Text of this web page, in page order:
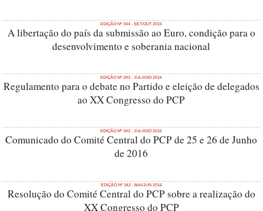
EDIÇÃO Nº 344 - SET/OUT 2016
A libertação do país da submissão ao Euro, condição para o
desenvolvimento e soberania nacional
EDIÇÃO Nº 343 - JUL/AGO 2016
Regulamento para o debate no Partido e eleição de delegados
ao XX Congresso do PCP
EDIÇÃO Nº 343 - JUL/AGO 2016
Comunicado do Comité Central do PCP de 25 e 26 de Junho
de 2016
EDIÇÃO Nº 342 - MAI/JUN 2016
Resolução do Comité Central do PCP sobre a realização do
XX Congresso do PCP